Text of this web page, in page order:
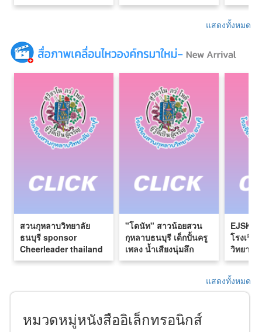
แสดงทั้งหมด
สวนกุหลาบวิทยาลัย
ธนบุรี sponsor
Cheerleader thailand
2016
"โดนัท" สาวน้อยสวน
กุหลาบธนบุรี เด็กปั้นครู
เพลง น้ำเสียงนุ่มลึก
สะท้านอารมณ์”
โรงเรีย
วิทยาลั
แสดงทั้งหมด
หมวดหมู่หนังสืออิเล็กทรอนิกส์